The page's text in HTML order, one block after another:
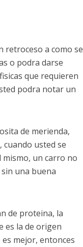
retroceso a como se
o podra darse
que requieren
podra notar un
de merienda,
cuando usted se
mismo, un carro no
una buena
de proteina, la
es la de origen
mejor, entonces